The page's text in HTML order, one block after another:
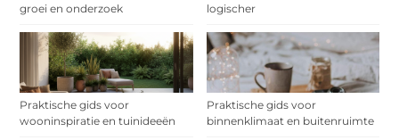
groei en onderzoek
logischer
Praktische gids voor
wooninspiratie en tuinideeën
Praktische gids voor
binnenklimaat en buitenruimte